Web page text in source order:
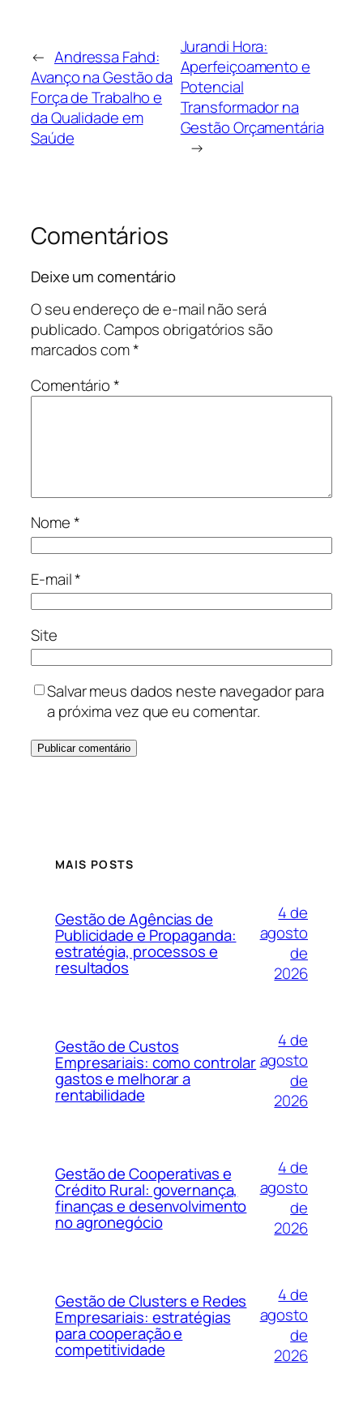
← Andressa Fahd:
Avanço na Gestão da
Força de Trabalho e
da Qualidade em
Saúde
Jurandi Hora:
Aperfeiçoamento e
Potencial
Transformador na
Gestão Orçamentária
→
Comentários
Deixe um comentário
O seu endereço de e-mail não será
publicado.Campos obrigatórios são
marcados com*
Comentário*
Nome*
E-mail*
Site
Salvar meus dados neste navegador para
a próxima vez que eu comentar.
MAIS POSTS
Gestão de Agências de
Publicidade e Propaganda:
estratégia, processos e
resultados
4 de
agosto
de
2026
Gestão de Custos
Empresariais: como controlar
gastos e melhorar a
rentabilidade
4 de
agosto
de
2026
Gestão de Cooperativas e
Crédito Rural: governança,
finanças e desenvolvimento
no agronegócio
4 de
agosto
de
2026
Gestão de Clusters e Redes
Empresariais: estratégias
para cooperação e
competitividade
4 de
agosto
de
2026